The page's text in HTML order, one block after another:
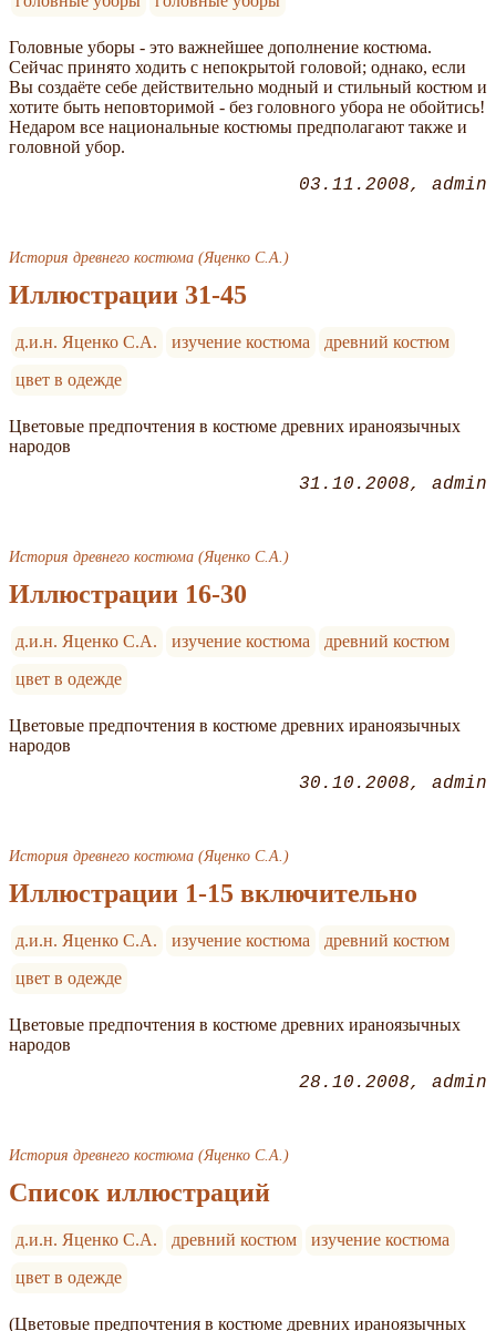
Головные уборы - это важнейшее дополнение костюма.
Сейчас принято ходить с непокрытой головой; однако, если
Вы создаёте себе действительно модный и стильный костюм и
хотите быть неповторимой - без головного убора не обойтись!
Недаром все национальные костюмы предполагают также и
головной убор.
03.11.2008 admin
История древнего костюма (Яценко С.А.)
Иллюстрации 31-45
д.и.н. Яценко С.А. изучение костюма
древний костюм
цвет в одежде
Цветовые предпочтения в костюме древних ираноязычных
народов
31.10.2008 admin
История древнего костюма (Яценко С.А.)
Иллюстрации 16-30
д.и.н. Яценко С.А. изучение костюма
древний костюм
цвет в одежде
Цветовые предпочтения в костюме древних ираноязычных
народов
30.10.2008 admin
История древнего костюма (Яценко С.А.)
Иллюстрации 1-15 включительно
д.и.н. Яценко С.А. изучение костюма
древний костюм
цвет в одежде
Цветовые предпочтения в костюме древних ираноязычных
народов
28.10.2008 admin
История древнего костюма (Яценко С.А.)
Список иллюстраций
д.и.н. Яценко С.А. древний костюм
изучение костюма
цвет в одежде
(Цветовые предпочтения в костюме древних ираноязычных